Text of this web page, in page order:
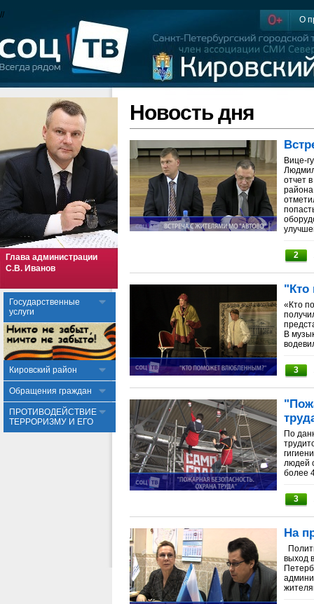
О
//
Глава администрации
С.В. Иванов
Государственные
услуги
Кировский район
Обращения граждан
ПРОТИВОДЕЙСТВИЕ
ТЕРРОРИЗМУ И ЕГО
Новость дня
Вице-
отчет
2
«Кто
В
3
По
людей
более
3
На
выход